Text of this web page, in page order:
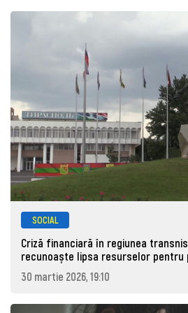
SOCIAL
Criză financiară în regiunea
recunoaște lipsa resurselor
30 martie 2026, 19:10